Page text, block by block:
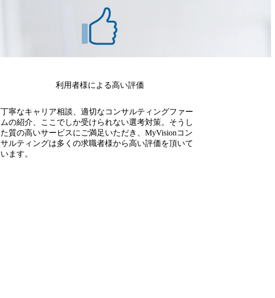
利用者様による高い評価
丁寧なキャリア相談、適切なコンサルティングファー
ムの紹介、ここでしか受けられない選考対策。そうし
た質の高いサービスにご満足いただき、MyVisionコン
サルティングは多くの求職者様から高い評価を頂いて
います。